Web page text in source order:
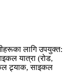
लागि उपयुक्त:
यात्रा (रोड,
ट्र्याक, साइकल